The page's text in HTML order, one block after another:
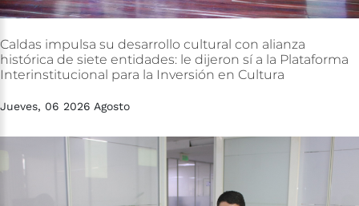
Caldas impulsa su desarrollo cultural con alianza
histórica de siete entidades: le dijeron sí a la Plataforma
Interinstitucional para la Inversión en Cultura
Jueves, 06 2026 Agosto